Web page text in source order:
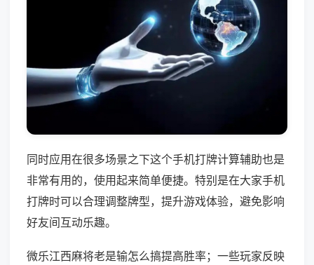
同时应用在很多场景之下这个手机打牌计算辅助也是
非常有用的，使用起来简单便捷。特别是在大家手机
打牌时可以合理调整牌型，提升游戏体验，避免影响
好友间互动乐趣。
微乐江西麻将老是输怎么搞提高胜率；一些玩家反映